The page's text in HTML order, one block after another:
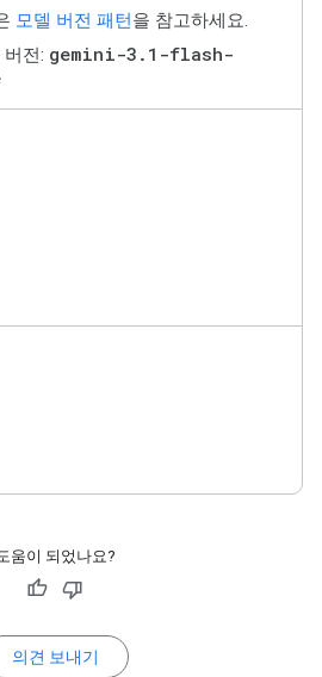
모델 버전 패턴을 참고하세요.
전: gemini-3.1-flash-
움이 되었나요?
의견 보내기